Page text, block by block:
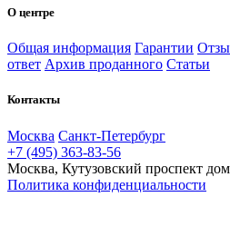
О центре
Общая информация Гарантии
ответ Архив проданного Статьи
Контакты
Москва Санкт-Петербург
+7 (495) 363-83-56
Москва, Кутузовский проспект
Политика конфиденциальности